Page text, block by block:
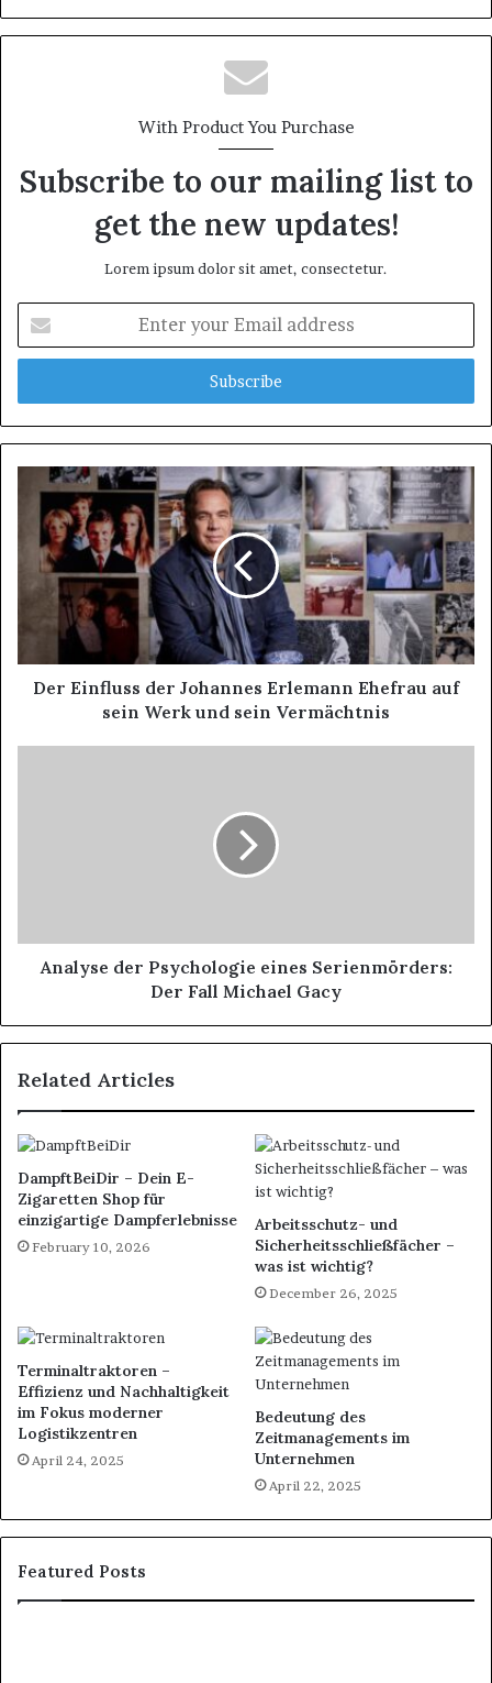
With Product You Purchase
Subscribe to our mailing list to
get the new updates!
Lorem ipsum dolor sit amet, consectetur.
your
Email
Der Einfluss der Johannes Erlemann Ehefrau auf
sein Werk und sein Vermächtnis
Analyse der Psychologie eines Serienmörders:
Der Fall Michael Gacy
Related Articles
DampftBeiDir – Dein E-
Zigaretten Shop für
einzigartige Dampferlebnisse
February 10, 2026
Arbeitsschutz- und
Sicherheitsschließfächer –
was ist wichtig?
December 26, 2025
Terminaltraktoren –
Effizienz und Nachhaltigkeit
im Fokus moderner
Logistikzentren
April 24, 2025
Bedeutung des
Zeitmanagements im
Unternehmen
April 22, 2025
Featured Posts